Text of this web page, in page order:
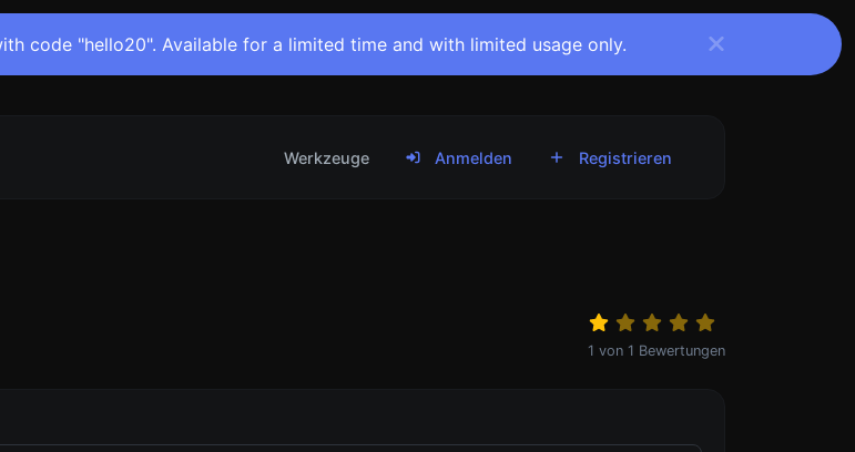
code "hello20". Available for a limited time and with limited usage only.
Werkzeuge Anmelden Registrieren
1 von 1 Bewertungen